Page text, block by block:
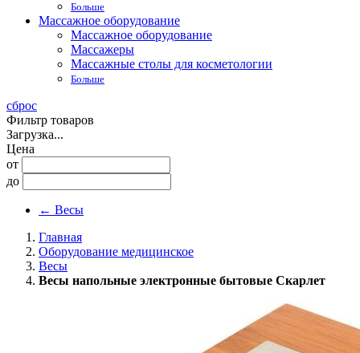
Больше
Массажное оборудование
Массажное оборудование
Массажеры
Массажные столы для косметологии
Больше
сброс
Фильтр товаров
Загрузка...
Цена
от
до
← Весы
Главная
Оборудование медицинское
Весы
Весы напольные электронные бытовые Скарлет